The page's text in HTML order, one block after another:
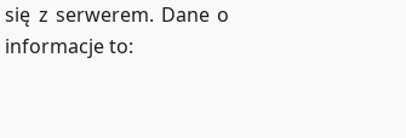
z serwerem. Dane o
informacje to: